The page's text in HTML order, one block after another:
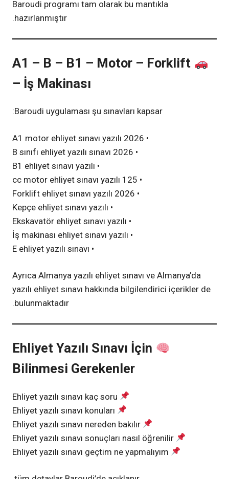
Baroudi programı tam olarak bu mantıkla
hazırlanmıştır.
A1 – B – B1 – Motor – Forklift
– İş Makinası
Baroudi uygulaması şu sınavları kapsar:
• A1 motor ehliyet sınavı yazılı 2026
• B sınıfı ehliyet yazılı sınavı 2026
• B1 ehliyet sınavı yazılı
• 125 cc motor ehliyet sınavı yazılı
• Forklift ehliyet sınavı yazılı 2026
• Kepçe ehliyet sınavı yazılı
• Ekskavatör ehliyet sınavı yazılı
• İş makinası ehliyet sınavı yazılı
• E ehliyet yazılı sınavı
Ayrıca Almanya yazılı ehliyet sınavı ve Almanya’da
yazılı ehliyet sınavı hakkında bilgilendirici içerikler de
bulunmaktadır.
Ehliyet Yazılı Sınavı İçin
Bilinmesi Gerekenler